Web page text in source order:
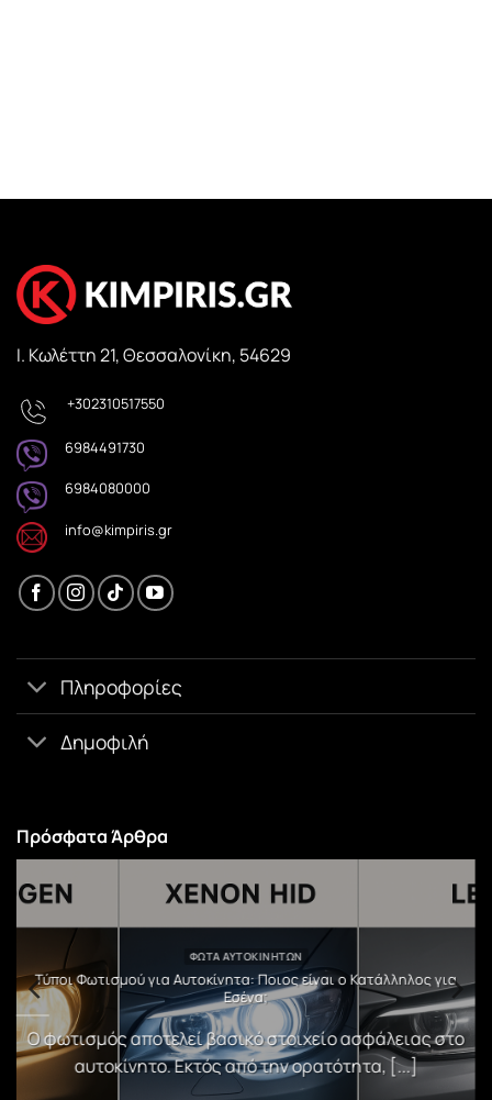
Ι. Κωλέττη 21, Θεσσαλονίκη, 54629
+302310517550
6984491730
6984080000
info@kimpiris.gr
Πληροφορίες
Δημοφιλή
Πρόσφατα Άρθρα
ΦΏΤΑ ΑΥΤΟΚΙΝΉΤΩΝ
Τύποι Φωτισμού για Αυτοκίνητα: Ποιος είναι ο Κατάλληλος για
Εσένα;
Ο φωτισμός αποτελεί βασικό στοιχείο ασφάλειας στο
αυτοκίνητο. Εκτός από την ορατότητα, [...]